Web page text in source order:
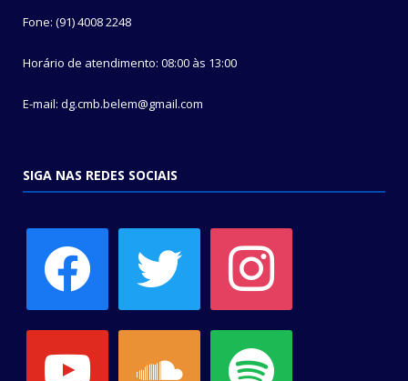
Fone: (91) 4008 2248
Horário de atendimento: 08:00 às 13:00
E-mail: dg.cmb.belem@gmail.com
SIGA NAS REDES SOCIAIS